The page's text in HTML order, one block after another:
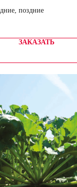
поздние
ЗАКАЗАТЬ